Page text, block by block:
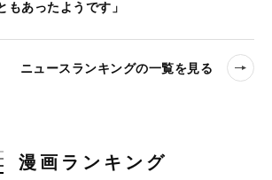
もあったようです」
ニュースランキングの一覧を見る
漫画ランキング